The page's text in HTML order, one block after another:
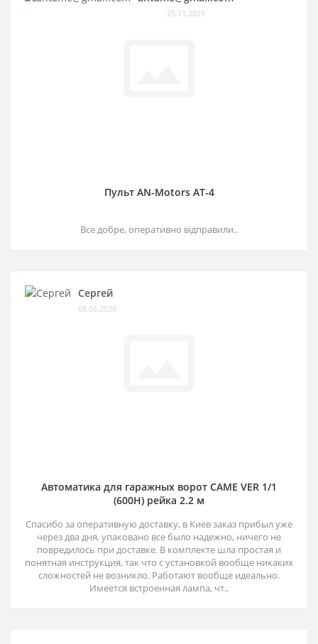
25.11.2021
Пульт AN-Motors AT-4
Все добре, оперативно відправили..
Сергей
08.05.2020
Автоматика для гаражных ворот CAME VER 1/1
(600H) рейка 2.2 м
Спасибо за оперативную доставку, в Киев заказ прибыл уже
через два дня, упаковано все было надежно, ничего не
повредилось при доставке. В комплекте шла простая и
понятная инструкция, так что с установкой вообще никаких
сложностей не возникло. Работают вообще идеально.
Имеется встроенная лампа, чт..